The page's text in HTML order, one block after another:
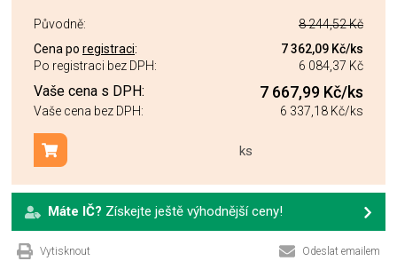
Původně:
8 244,52 Kč
Cena po registraci: 7 362,09 Kč/ks
Po registraci bez DPH:
6 084,37 Kč
Vaše cena s DPH: 7 667,99 Kč/ks
Vaše cena bez DPH: 6 337,18 Kč/ks
ks
Přidat do košíku
Máte IČ? Získejte ještě výhodnější ceny!
Vytisknout Odeslat emailem